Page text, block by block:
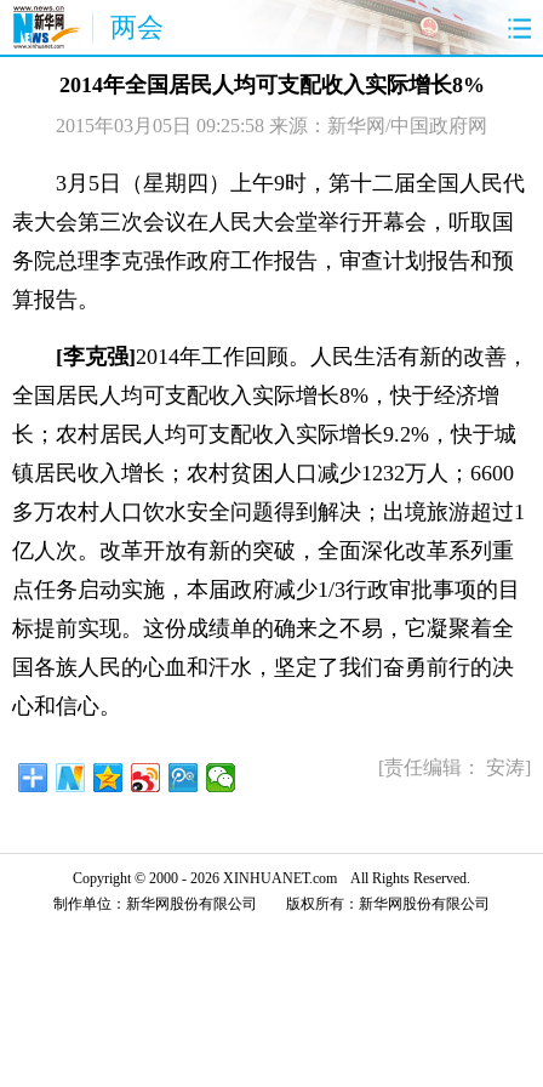
两会
首页 聚焦 最新报道 两会公告
视频 特稿 授权发布 直播
访谈 炫数据 图片 思客
2014年全国居民人均可支配收入实际增长8%
2015年03月05日 09:25:58 来源：新华网/中国政府网
3月5日（星期四）上午9时，第十二届全国人民代
表大会第三次会议在人民大会堂举行开幕会，听取国
务院总理李克强作政府工作报告，审查计划报告和预
算报告。
[李克强]2014年工作回顾。人民生活有新的改善，
全国居民人均可支配收入实际增长8%，快于经济增
长；农村居民人均可支配收入实际增长9.2%，快于城
镇居民收入增长；农村贫困人口减少1232万人；6600
多万农村人口饮水安全问题得到解决；出境旅游超过1
亿人次。改革开放有新的突破，全面深化改革系列重
点任务启动实施，本届政府减少1/3行政审批事项的目
标提前实现。这份成绩单的确来之不易，它凝聚着全
国各族人民的心血和汗水，坚定了我们奋勇前行的决
心和信心。
[责任编辑： 安涛]
Copyright © 2000 - 2026 XINHUANET.com All Rights Reserved.
制作单位：新华网股份有限公司 版权所有：新华网股份有限公司